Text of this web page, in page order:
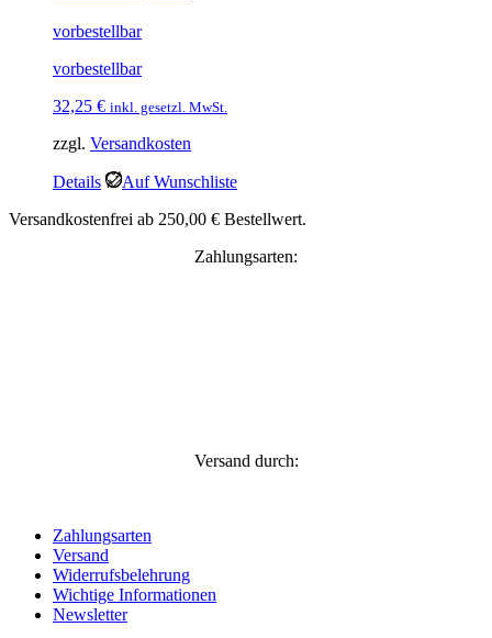
vorbestellbar
vorbestellbar
32,25 € inkl. gesetzl. MwSt.
zzgl. Versandkosten
Details
Auf Wunschliste
Versandkostenfrei ab 250,00 € Bestellwert.
Zahlungsarten:
Versand durch:
Zahlungsarten
Versand
Widerrufsbelehrung
Wichtige Informationen
Newsletter